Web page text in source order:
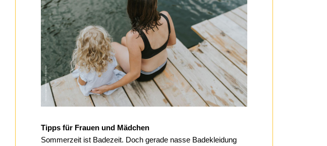
Tipps für Frauen und Mädchen
Sommerzeit ist Badezeit. Doch gerade nasse Badekleidung